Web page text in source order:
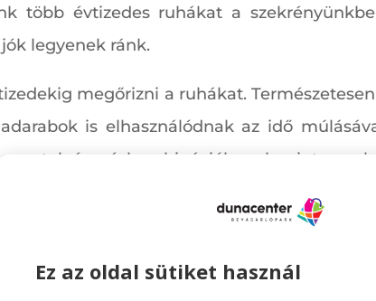
több évtizedes ruhákat a
legyenek ránk.
megőrizni a ruhákat.
is elhasználódnak az idő
és színkombinációk, valamint a
nem arra, hogy évekig őrizgessük.
ruhatárunk.
Ez az oldal sütiket használ